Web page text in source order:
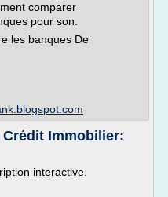
comparer
pour son.
les banques De
Immobilier:
interactive.